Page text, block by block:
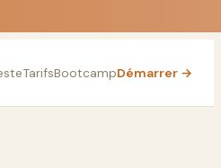
TarifsBootcampDémarrer →